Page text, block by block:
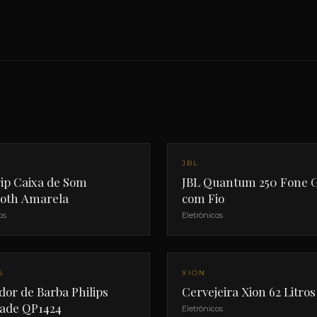
Caixa de Som
Amarela
NOVO
JBL
JBL Quantum 250 Fone
com Fio
Eletrônicos
de Barba Philips
QP1424
XION
Cervejeira Xion 62 Litros
Eletrônicos